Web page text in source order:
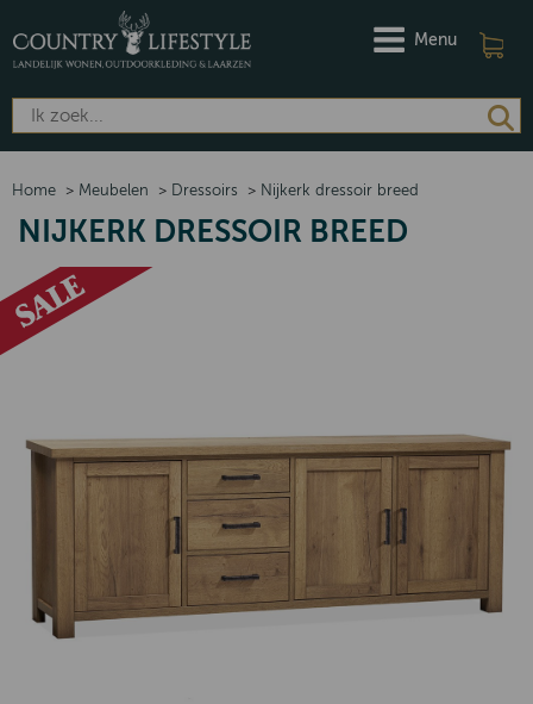
Menu
Home > Meubelen > Dressoirs > Nijkerk dressoir breed
NIJKERK DRESSOIR BREED